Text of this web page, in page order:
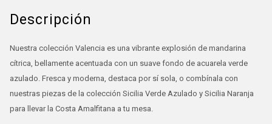
Descripción
Nuestra colección Valencia es una vibrante explosión de mandarina
cítrica, bellamente acentuada con un suave fondo de acuarela verde
azulado. Fresca y moderna, destaca por sí sola, o combínala con
nuestras piezas de la colección Sicilia Verde Azulado y Sicilia Naranja
para llevar la Costa Amalfitana a tu mesa.